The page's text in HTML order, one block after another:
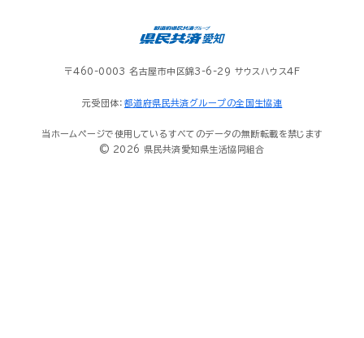
〒460-0003 名古屋市中区錦3-6-29 サウスハウス4F
元受団体： 都道府県民共済グループの全国生協連
当ホームページで使用しているすべてのデータの無断転載を禁じます
© 2026 県民共済愛知県生活協同組合